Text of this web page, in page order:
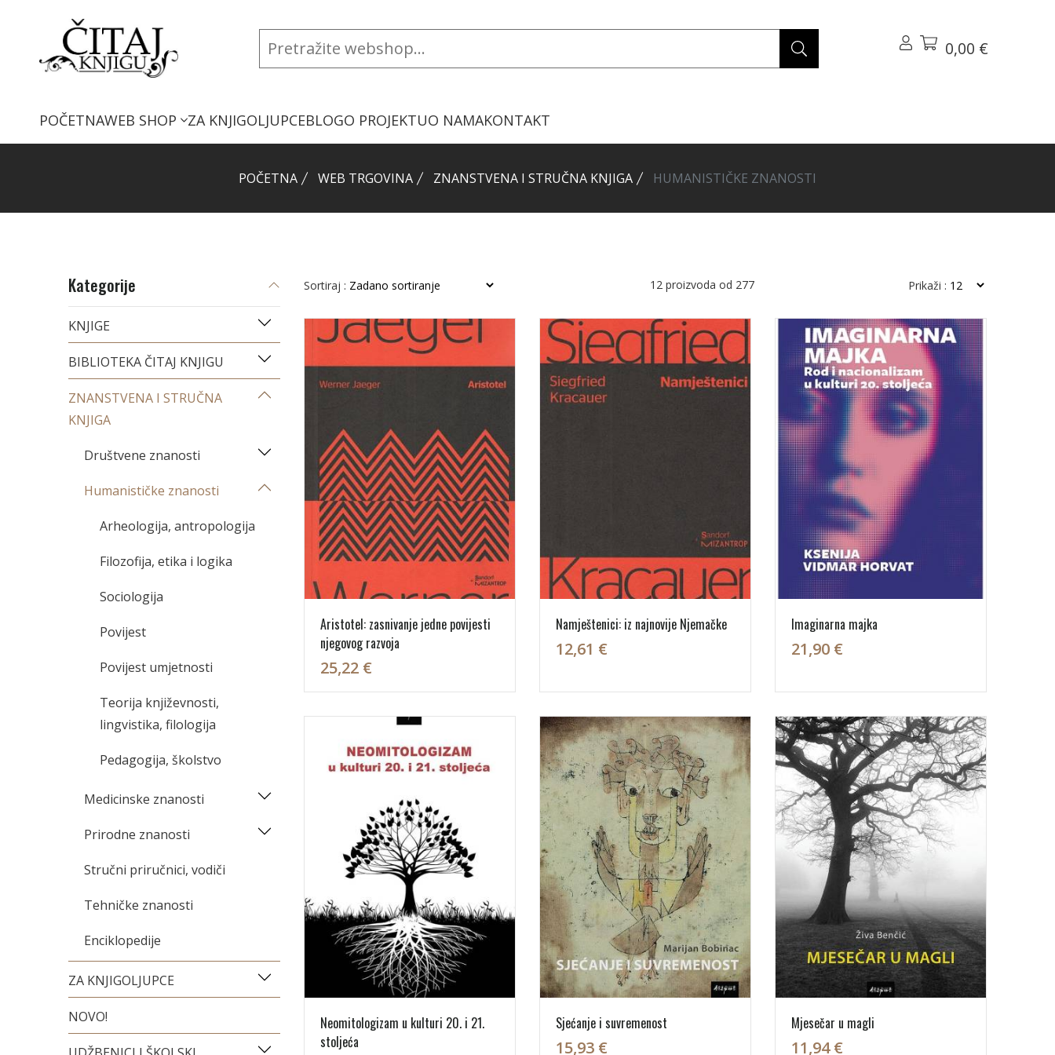
0,00 €
POČETNAWEB SHOP ZA KNJIGOLJUPCEBLOGO PROJEKTUO NAMAKONTAKT
POČETNA WEB TRGOVINA ZNANSTVENA I STRUČNA KNJIGA HUMANISTIČKE ZNANOSTI
Sortiraj : 12 proizvoda od 277 Prikaži :
Aristotel: zasnivanje jedne povijesti
njegovog razvoja
25,22 €
Namještenici: iz najnovije Njemačke
12,61 €
Imaginarna majka
21,90 €
Neomitologizam u kulturi 20. i 21.
stoljeća
Sjećanje i suvremenost
15,93 €
Mjesečar u magli
11,94 €
Kategorije
KNJIGE
BIBLIOTEKA ČITAJ KNJIGU
ZNANSTVENA I STRUČNA
KNJIGA
Društvene znanosti
Humanističke znanosti
Arheologija, antropologija
Filozofija, etika i logika
Sociologija
Povijest
Povijest umjetnosti
Teorija književnosti,
lingvistika, filologija
Pedagogija, školstvo
Medicinske znanosti
Prirodne znanosti
Stručni priručnici, vodiči
Tehničke znanosti
Enciklopedije
ZA KNJIGOLJUPCE
NOVO!